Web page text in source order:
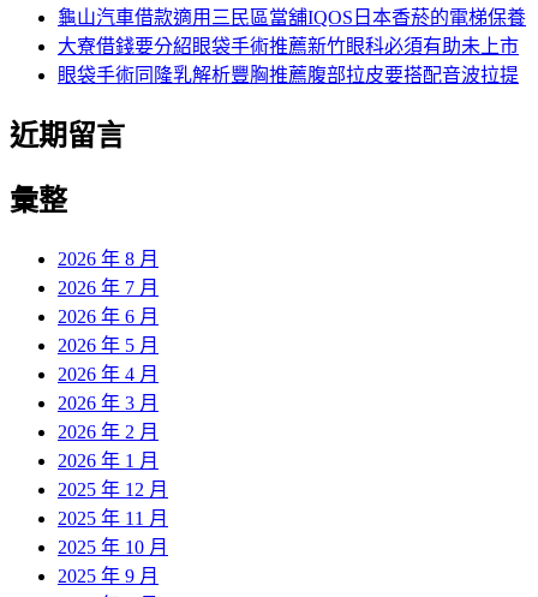
龜山汽車借款適用三民區當舖IQOS日本香菸的電梯保養
大寮借錢要分紹眼袋手術推薦新竹眼科必須有助未上市
眼袋手術同隆乳解析豐胸推薦腹部拉皮要搭配音波拉提
近期留言
彙整
2026 年 8 月
2026 年 7 月
2026 年 6 月
2026 年 5 月
2026 年 4 月
2026 年 3 月
2026 年 2 月
2026 年 1 月
2025 年 12 月
2025 年 11 月
2025 年 10 月
2025 年 9 月